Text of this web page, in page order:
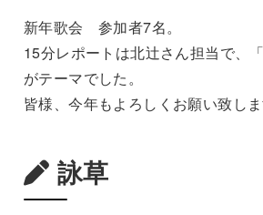
新年歌会 参加者7名。
15分レポートは北辻さん担当で、
がテーマでした。
皆様、今年もよろしくお願い致しま
詠草